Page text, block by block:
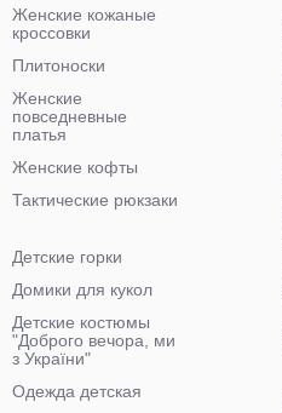
Женские кожаные
кроссовки
Плитоноски
Женские
повседневные
платья
Женские кофты
Тактические рюкзаки
Детские горки
Домики для кукол
Детские костюмы
"Доброго вечора, ми
з України"
Одежда детская